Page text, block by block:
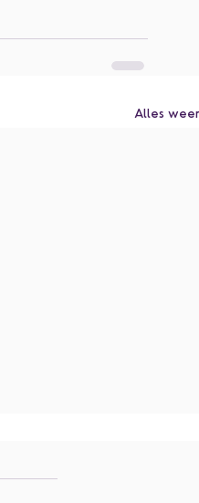
Alles